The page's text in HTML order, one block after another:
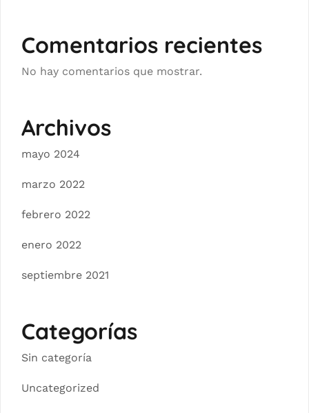
Comentarios recientes
No hay comentarios que mostrar.
Archivos
mayo 2024
marzo 2022
febrero 2022
enero 2022
septiembre 2021
Categorías
Sin categoría
Uncategorized